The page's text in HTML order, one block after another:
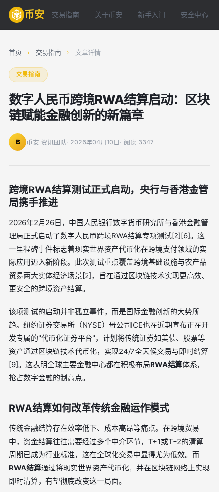
币安 交易指南 关于币安 新手入门 安全中心
首页 › 交易指南 › 文章详情
交易指南
数字人民币跨境RWA结算启动：区块
链赋能金融创新的新篇章
B 币安 资讯团队· 2026年04月10日· 阅读 3347
跨境RWA结算测试正式启动，央行与香港金管
局携手推进
2026年2月26日，中国人民银行数字货币研究所与香港金融管
理局正式启动了数字人民币跨境RWA结算专项测试[2][6]。这
一里程碑事件标志着现实世界资产代币化在跨境支付领域的实
际应用迈入新阶段。此次测试重点覆盖跨境基础设施与农产品
贸易两大实体经济场景[2]，旨在通过区块链技术实现更高效、
更安全的跨境资产结算。
该项测试的启动并非孤立事件，而是国际金融创新的大势所
趋。纽约证券交易所（NYSE）母公司ICE也在近期宣布正在开
发专属的"代币化证券平台"，计划将传统证券如美债、股票等
资产通过区块链技术代币化，实现24/7全天候交易与即时结算
[9]。这表明全球主要金融中心都在积极布局RWA结算体系，
抢占数字金融的制高点。
RWA结算如何改革传统金融运作模式
传统金融结算存在效率低下、成本高昂等痛点。在跨境贸易
中，资金结算往往需要经过多个中介环节，T+1或T+2的清算
周期已成为行业标准，这在全球化交易中显得尤为低效。而
RWA结算通过将现实世界资产代币化，并在区块链网络上实现
即时清算，有望彻底改变这一局面。